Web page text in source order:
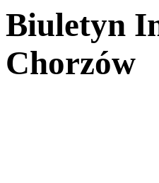
Biuletyn
Chorzów